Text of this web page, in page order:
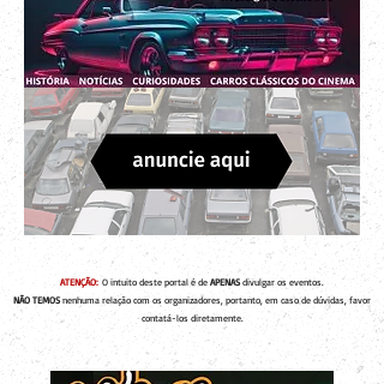
ATENÇÃO: O intuito deste portal é de APENAS divulgar os eventos.
NÃO TEMOS nenhuma relação com os organizadores, portanto, em caso de dúvidas, favor
contatá-los diretamente.